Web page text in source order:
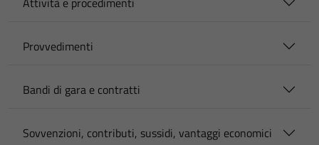
Provvedimenti
Bandi di gara e contratti
Sovvenzioni, contributi, sussidi, vantaggi economici